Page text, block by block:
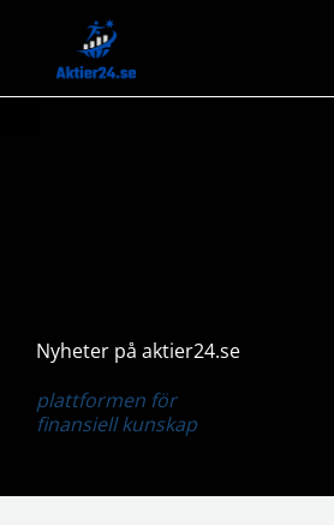
innehåll
Nyheter på aktier24.se
plattformen för
finansiell kunskap